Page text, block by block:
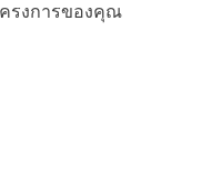
รงการของคุณ